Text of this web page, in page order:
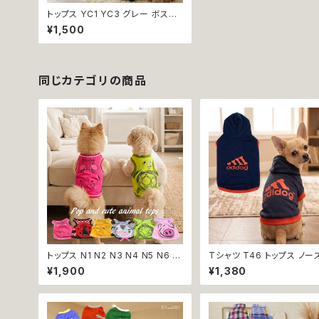
トップス YC1 YC3 グレー ボスト
ン ノースリーブ ドッグワッペン サ
ングラス 中型犬 大型犬 犬 犬服
洋服 ペット dog ドッグウェア おし
¥1,500
同じカテゴリの商品
トップス N1 N2 N3 N4 N5 N6 う
さぎ てんとう虫 ひよこ しまうま か
め ぶた ポケット ビビット ドッグウ
ェア dog 犬 猫 ペット 服 犬服 猫
かわいい 小型犬 返品交換不可
¥1,900
Tシャツ T46 トップス ノー
ブ ネイビー×オレンジ 紺
ーティー フード 帽子 犬 猫
犬服 猫服 犬の服 猫の服
¥1,380